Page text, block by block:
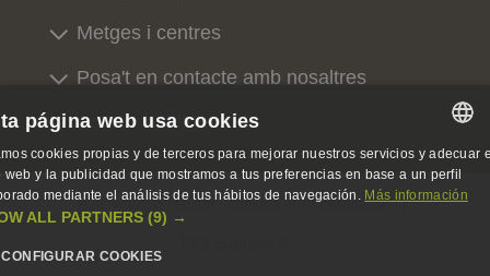
Metges i centres
Posa't en contacte amb nosaltres
Sobre nosaltres
Avís legal, privacitat i cookies Accessibilitat
SPANISH
SPANISH
página web usa cookies
cookies propias y de terceros para mejorar nuestros servicios y adecuar
web y la publicidad que mostramos a tus preferencias en base a un perfil
mediante el análisis de tus hábitos de navegación. Más información
ALL PARTNERS (9) →
CONFIGURAR COOKIES